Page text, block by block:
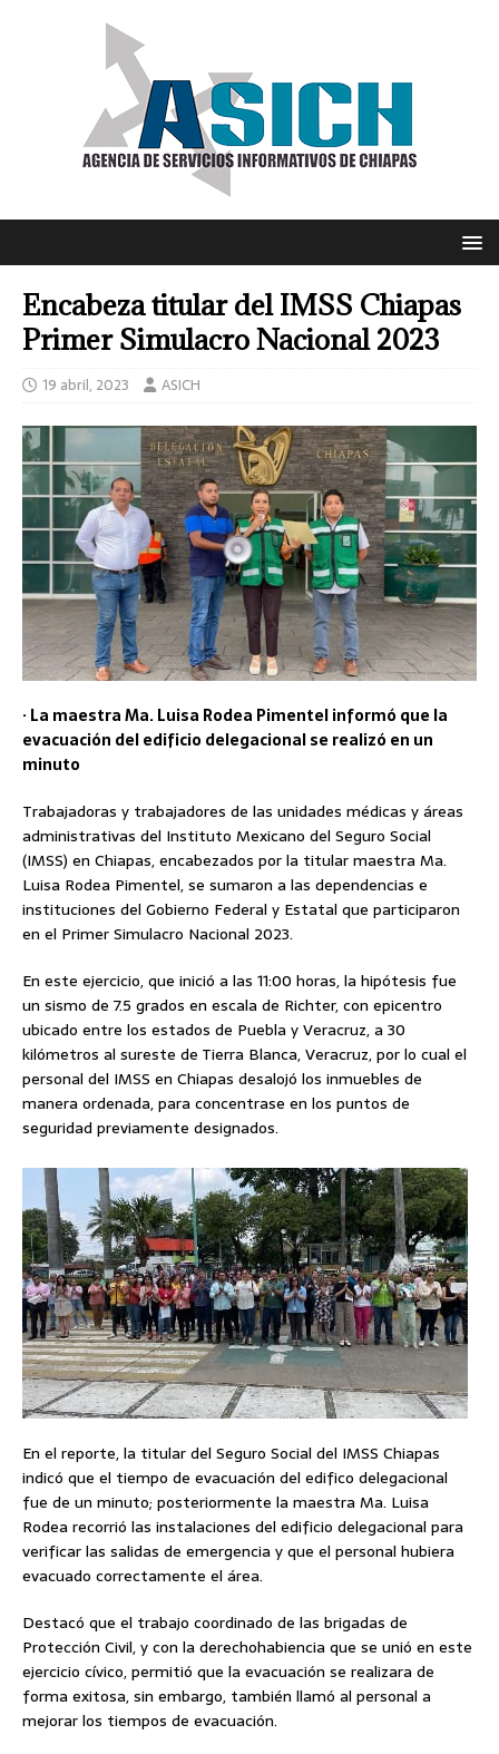
Encabeza titular del IMSS Chiapas
Primer Simulacro Nacional 2023
19 abril, 2023 ASICH
· La maestra Ma. Luisa Rodea Pimentel informó que la
evacuación del edificio delegacional se realizó en un
minuto
Trabajadoras y trabajadores de las unidades médicas y áreas
administrativas del Instituto Mexicano del Seguro Social
(IMSS) en Chiapas, encabezados por la titular maestra Ma.
Luisa Rodea Pimentel, se sumaron a las dependencias e
instituciones del Gobierno Federal y Estatal que participaron
en el Primer Simulacro Nacional 2023.
En este ejercicio, que inició a las 11:00 horas, la hipótesis fue
un sismo de 7.5 grados en escala de Richter, con epicentro
ubicado entre los estados de Puebla y Veracruz, a 30
kilómetros al sureste de Tierra Blanca, Veracruz, por lo cual el
personal del IMSS en Chiapas desalojó los inmuebles de
manera ordenada, para concentrase en los puntos de
seguridad previamente designados.
En el reporte, la titular del Seguro Social del IMSS Chiapas
indicó que el tiempo de evacuación del edifico delegacional
fue de un minuto; posteriormente la maestra Ma. Luisa
Rodea recorrió las instalaciones del edificio delegacional para
verificar las salidas de emergencia y que el personal hubiera
evacuado correctamente el área.
Destacó que el trabajo coordinado de las brigadas de
Protección Civil, y con la derechohabiencia que se unió en este
ejercicio cívico, permitió que la evacuación se realizara de
forma exitosa, sin embargo, también llamó al personal a
mejorar los tiempos de evacuación.